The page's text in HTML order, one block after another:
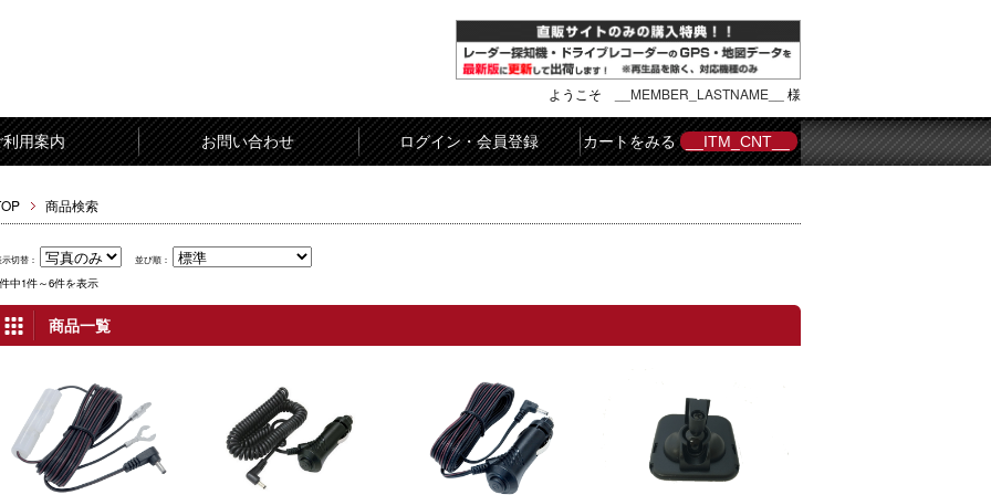
ようこそ __MEMBER_LASTNAME__ 様
利用案内 お問い合わせ ログイン・会員登録 カートをみる __ITM_CNT__
商品検索
切替： 並び順：
中1件～6件を表示
商品一覧